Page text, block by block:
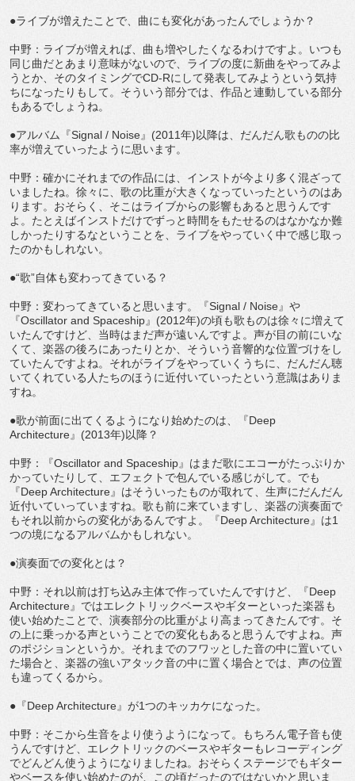
●ライブが増えたことで、曲にも変化があったんでしょうか？
中野：ライブが増えれば、曲も増やしたくなるわけですよ。いつも
同じ曲だとあまり意味がないので、ライブの度に新曲をやってみよ
うとか、そのタイミングでCD-Rにして発表してみようという気持
ちになったりもして。そういう部分では、作品と連動している部分
もあるでしょうね。
●アルバム『Signal / Noise』(2011年)以降は、だんだん歌ものの比
率が増えていったように思います。
中野：確かにそれまでの作品には、インストが今より多く混ざって
いましたね。徐々に、歌の比重が大きくなっていったというのはあ
ります。おそらく、そこはライブからの影響もあると思うんです
よ。たとえばインストだけでずっと時間をもたせるのはなかなか難
しかったりするなということを、ライブをやっていく中で感じ取っ
たのかもしれない。
●“歌”自体も変わってきている？
中野：変わってきていると思います。『Signal / Noise』や
『Oscillator and Spaceship』(2012年)の頃も歌ものは徐々に増えて
いたんですけど、当時はまだ声が遠いんですよ。声が目の前にいな
くて、楽器の後ろにあったりとか、そういう音響的な位置づけをし
ていたんですよね。それがライブをやっていくうちに、だんだん聴
いてくれている人たちのほうに近付いていったという意識はありま
すね。
●歌が前面に出てくるようになり始めたのは、『Deep
Architecture』(2013年)以降？
中野：『Oscillator and Spaceship』はまだ歌にエコーがたっぷりか
かっていたりして、エフェクトで包んでいる感じがして。でも
『Deep Architecture』はそういったものが取れて、生声にだんだん
近付いていっていますね。歌も前に来ていますし、楽器の演奏面で
もそれ以前からの変化があるんですよ。『Deep Architecture』は1
つの境になるアルバムかもしれない。
●演奏面での変化とは？
中野：それ以前は打ち込み主体で作っていたんですけど、『Deep
Architecture』ではエレクトリックベースやギターといった楽器も
使い始めたことで、演奏部分の比重がより高まってきたんです。そ
の上に乗っかる声ということでの変化もあると思うんですよね。声
のポジションというか。それまでのフワッとした音の中に置いてい
た場合と、楽器の強いアタック音の中に置く場合とでは、声の位置
も違ってくるから。
●『Deep Architecture』が1つのキッカケになった。
中野：そこから生音をより使うようになって。もちろん電子音も使
うんですけど、エレクトリックのベースやギターもレコーディング
でどんどん使うようになりましたね。おそらくステージでもギター
やベースを使い始めたのが、この頃だったのではないかと思いま